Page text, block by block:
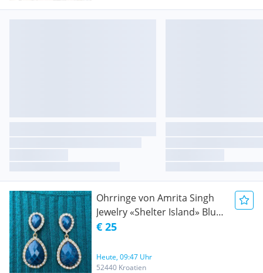
Ohrringe von Amrita Singh
Jewelry «Shelter Island» Blue
Drop Ohrringe
€ 25
Heute, 09:47 Uhr
52440 Kroatien